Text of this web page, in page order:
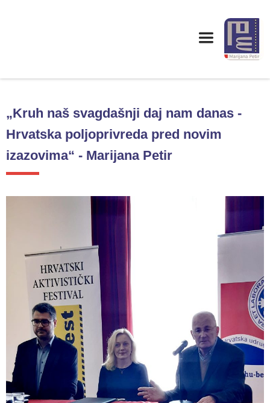
„Kruh naš svagdašnji daj nam danas -
Hrvatska poljoprivreda pred novim
izazovima“ - Marijana Petir